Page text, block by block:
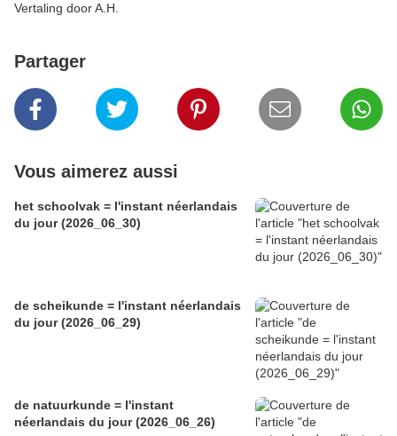
Vertaling door A.H.
Partager
Vous aimerez aussi
het schoolvak = l'instant néerlandais
du jour (2026_06_30)
de scheikunde = l'instant néerlandais
du jour (2026_06_29)
de natuurkunde = l'instant
néerlandais du jour (2026_06_26)